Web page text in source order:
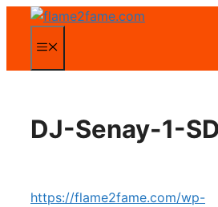
Zum
springenMenü
DJ-Senay-1-
https://flame2fame.com/wp-